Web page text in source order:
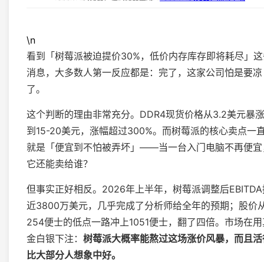
\n
看到「树莓派被迫提价30%，低价内存库存即将耗尽」
消息，大多数人第一反应都是：完了，这家公司怕是要凉
了。
这个判断的理由非常充分。DDR4现货价格从3.2美元暴涨
到15-20美元，涨幅超过300%。而树莓派的核心卖点一
就是「便宜到不怕被弄坏」——当一台入门电脑不再便宜
它还能卖给谁？
但事实正好相反。2026年上半年，树莓派调整后
近3800万美元，几乎完成了分析师给全年的预期；股价
254便士的低点一路冲上1051便士，翻了四倍。市场在
金白银下注： 树莓派大概率能熬过这场涨价风暴，而且
比大部分人想象中好。